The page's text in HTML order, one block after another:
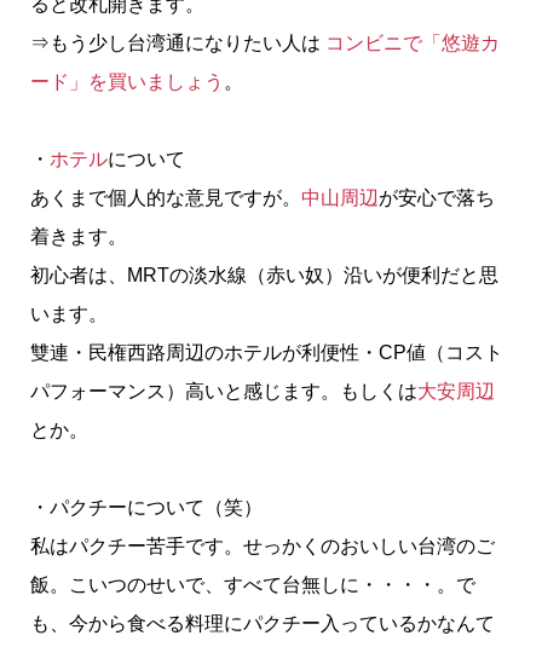
ると改札開きます。
⇒もう少し台湾通になりたい人は コンビニで「悠遊カ
ード」を買いましょう 。
・ ホテルについて
あくまで個人的な意見ですが。 中山周辺 が安心で落ち
着きます。
初心者は、MRTの淡水線（赤い奴）沿いが便利だと思
います。
雙連・民権西路周辺のホテルが利便性・CP値（コスト
パフォーマンス）高いと感じます。もしくは大安周辺
とか。
・パクチーについて（笑）
私はパクチー苦手です。せっかくのおいしい台湾のご
飯。こいつのせいで、すべて台無しに・・・・。で
も、今から食べる料理にパクチー入っているかなんて